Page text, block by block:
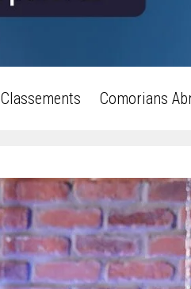
Classements Comorians